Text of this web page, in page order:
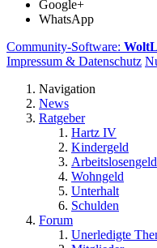
Google+
WhatsApp
Community-Software:
Impressum & Datenschutz
Navigation
News
Ratgeber
Hartz IV
Kindergeld
Arbeitslosengeld
Wohngeld
Unterhalt
Schulden
Forum
Unerledigte